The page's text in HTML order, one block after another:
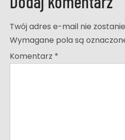
Twój adres e-mail nie
Wymagane pola są
Komentarz *